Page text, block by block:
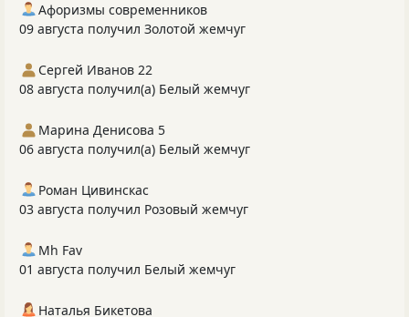
Афоризмы современников
09 августа получил Золотой жемчуг
Сергей Иванов 22
08 августа получил(а) Белый жемчуг
Марина Денисова 5
06 августа получил(а) Белый жемчуг
Роман Цивинскас
03 августа получил Розовый жемчуг
Mh Fav
01 августа получил Белый жемчуг
Наталья Бикетова